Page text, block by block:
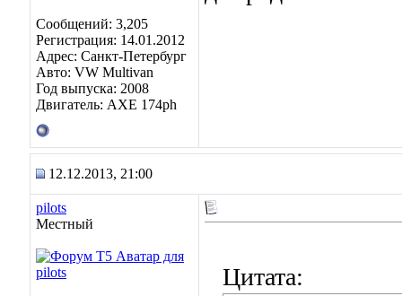
Сообщений: 3,205
Регистрация: 14.01.2012
Адрес: Санкт-Петербург
Авто: VW Multivan
Год выпуска: 2008
Двигатель: АХЕ 174рh
12.12.2013, 21:00
pilots
Местный
Цитата: